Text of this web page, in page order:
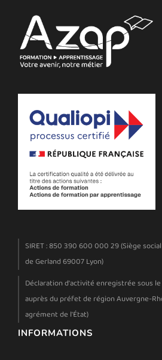
SIRET : 850 390 600 000 29 (Siège
de Gerland 69007 Lyon)
Déclaration d'activité enregistrée sous
auprès du préfet de région Auvergne-
agrément de l'État)
INFORMATIONS